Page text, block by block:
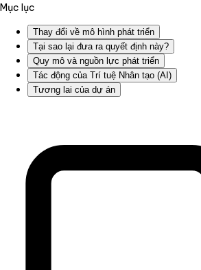
Mục lục
Thay đổi về mô hình phát triển
Tại sao lại đưa ra quyết định này?
Quy mô và nguồn lực phát triển
Tác động của Trí tuệ Nhân tạo (AI)
Tương lai của dự án